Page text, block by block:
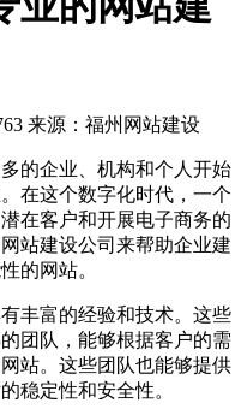
来源：福州网站建设
的企业、机构和个人开始
在这个数字化时代，一个
在客户和开展电子商务的
站建设公司来帮助企业建
的网站。
丰富的经验和技术。这些
团队，能够根据客户的需
站。这些团队也能够提供
稳定性和安全性。